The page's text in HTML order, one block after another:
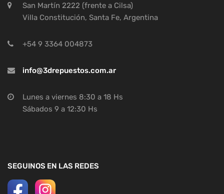
San Martín 2222 (frente a Cilsa)
Villa Constitución, Santa Fe, Argentina
+54 9 3364 004873
info@3drepuestos.com.ar
Lunes a viernes 8:30 a 18 Hs
Sábados 9 a 12:30 Hs
SEGUINOS EN LAS REDES